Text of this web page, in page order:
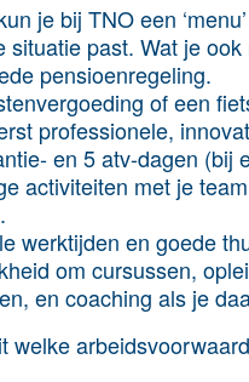
je bij TNO een
situatie past. Wat je
pensioenregeling.
of een
professionele,
en 5 atv-dagen (bij
activiteiten met je
werktijden en goede
om cursussen,
en coaching als je
welke